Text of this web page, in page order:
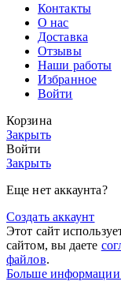
Контакты
О нас
Доставка
Отзывы
Наши работы
Избранное
Войти
Корзина
Закрыть
Войти
Закрыть
Еще нет аккаунта?
Создать аккаунт
Этот сайт
сайтом, вы даете
файлов.
Больше информации